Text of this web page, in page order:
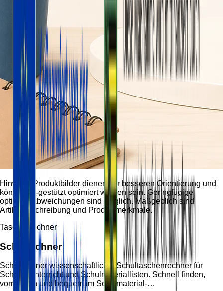
Hinweis:
Produktbilder dienen der besseren Orientierung und
können KI-gestützt optimiert worden sein. Geringfügige
optische Abweichungen sind möglich. Maßgeblich sind
Artikelbeschreibung und Produktmerkmale.
Taschenrechner
Schulrechner
Schulrechner wissenschaftlicher Schultaschenrechner für
Schule, Unterricht und Schulmateriallisten. Schnell finden,
vormerken und bequem im Schulmaterial-…